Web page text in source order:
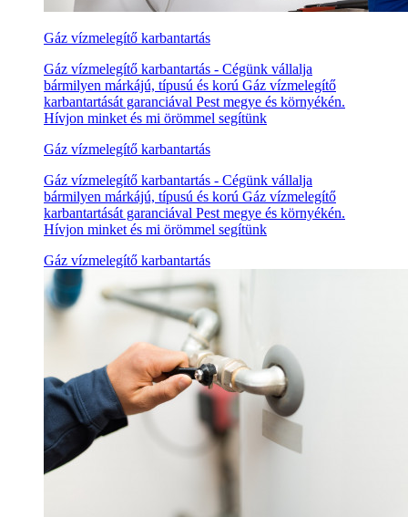
Gáz vízmelegítő karbantartás
Gáz vízmelegítő karbantartás - Cégünk vállalja
bármilyen márkájú, típusú és korú Gáz vízmelegítő
karbantartását garanciával Pest megye és környékén.
Hívjon minket és mi örömmel segítünk
Gáz vízmelegítő karbantartás
Gáz vízmelegítő karbantartás - Cégünk vállalja
bármilyen márkájú, típusú és korú Gáz vízmelegítő
karbantartását garanciával Pest megye és környékén.
Hívjon minket és mi örömmel segítünk
Gáz vízmelegítő karbantartás